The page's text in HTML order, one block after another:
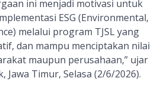
ini menjadi motivasi untuk
ESG (Environmental,
melalui program TJSL yang
dan mampu menciptakan nilai
maupun perusahaan,” ujar
Jawa Timur, Selasa (2/6/2026).